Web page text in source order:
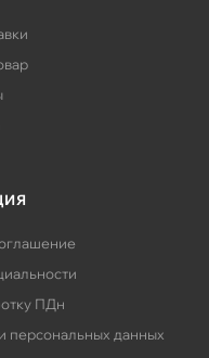
ПДн
персональных данных